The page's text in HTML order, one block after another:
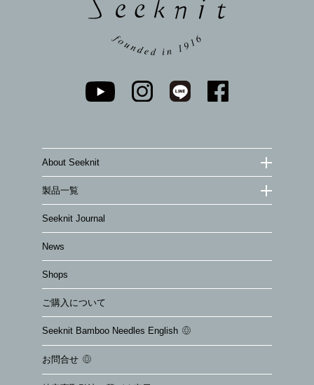
About Seeknit
製品一覧
Seeknit Journal
News
Shops
ご購入について
Seeknit Bamboo Needles English
お問合せ